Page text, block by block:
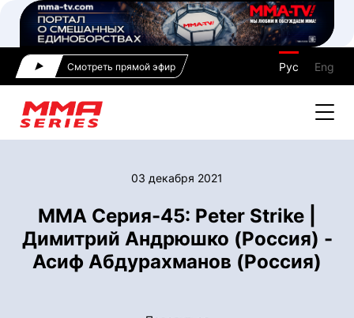
Смотреть прямой эфир Рус Eng
03 декабря 2021
ММА Серия-45: Peter Strike |
Димитрий Андрюшко (Россия) -
Асиф Абдурахманов (Россия)